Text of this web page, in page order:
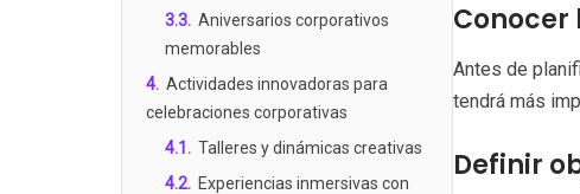
3.3. Aniversarios corporativos
memorables
4. Actividades innovadoras para
celebraciones corporativas
4.1 . Talleres y dinámicas creativas
4.2. Experiencias inmersivas con
Conocer
Antes de
tendrá más
Definir